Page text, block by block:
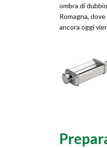
ombra di
Romagna,
ancora oggi